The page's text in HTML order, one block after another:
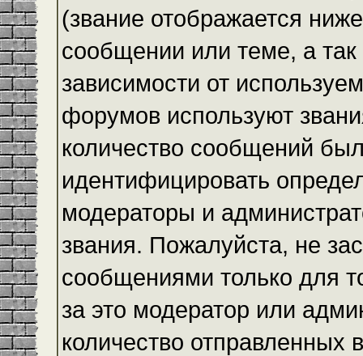
(звание отображается
сообщении или теме, а
зависимости от
форумов используют
количество сообщений
идентифицировать
модераторы и
звания. Пожалуйста, не
сообщениями только для
за это модератор или
количество